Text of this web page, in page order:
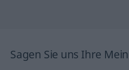
Sagen Sie uns Ihre